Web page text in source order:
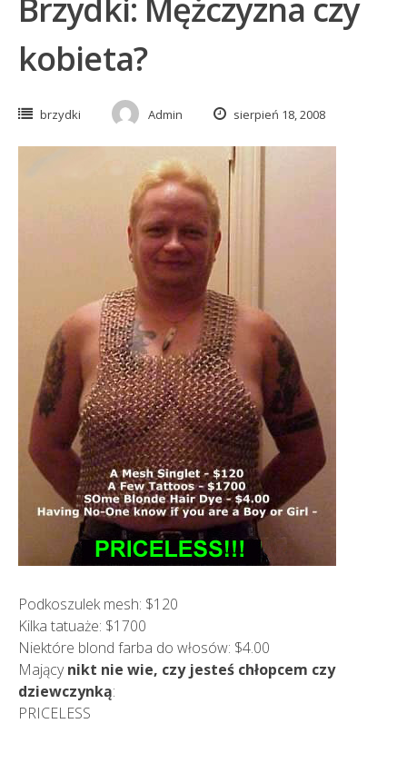
Brzydki: Mężczyzna czy
kobieta?
brzydki Admin sierpień 18, 2008
Podkoszulek mesh: $120
Kilka tatuaże: $1700
Niektóre blond farba do włosów: $4.00
Mającynikt nie wie, czy jesteś chłopcem czy
dziewczynką:
PRICELESS